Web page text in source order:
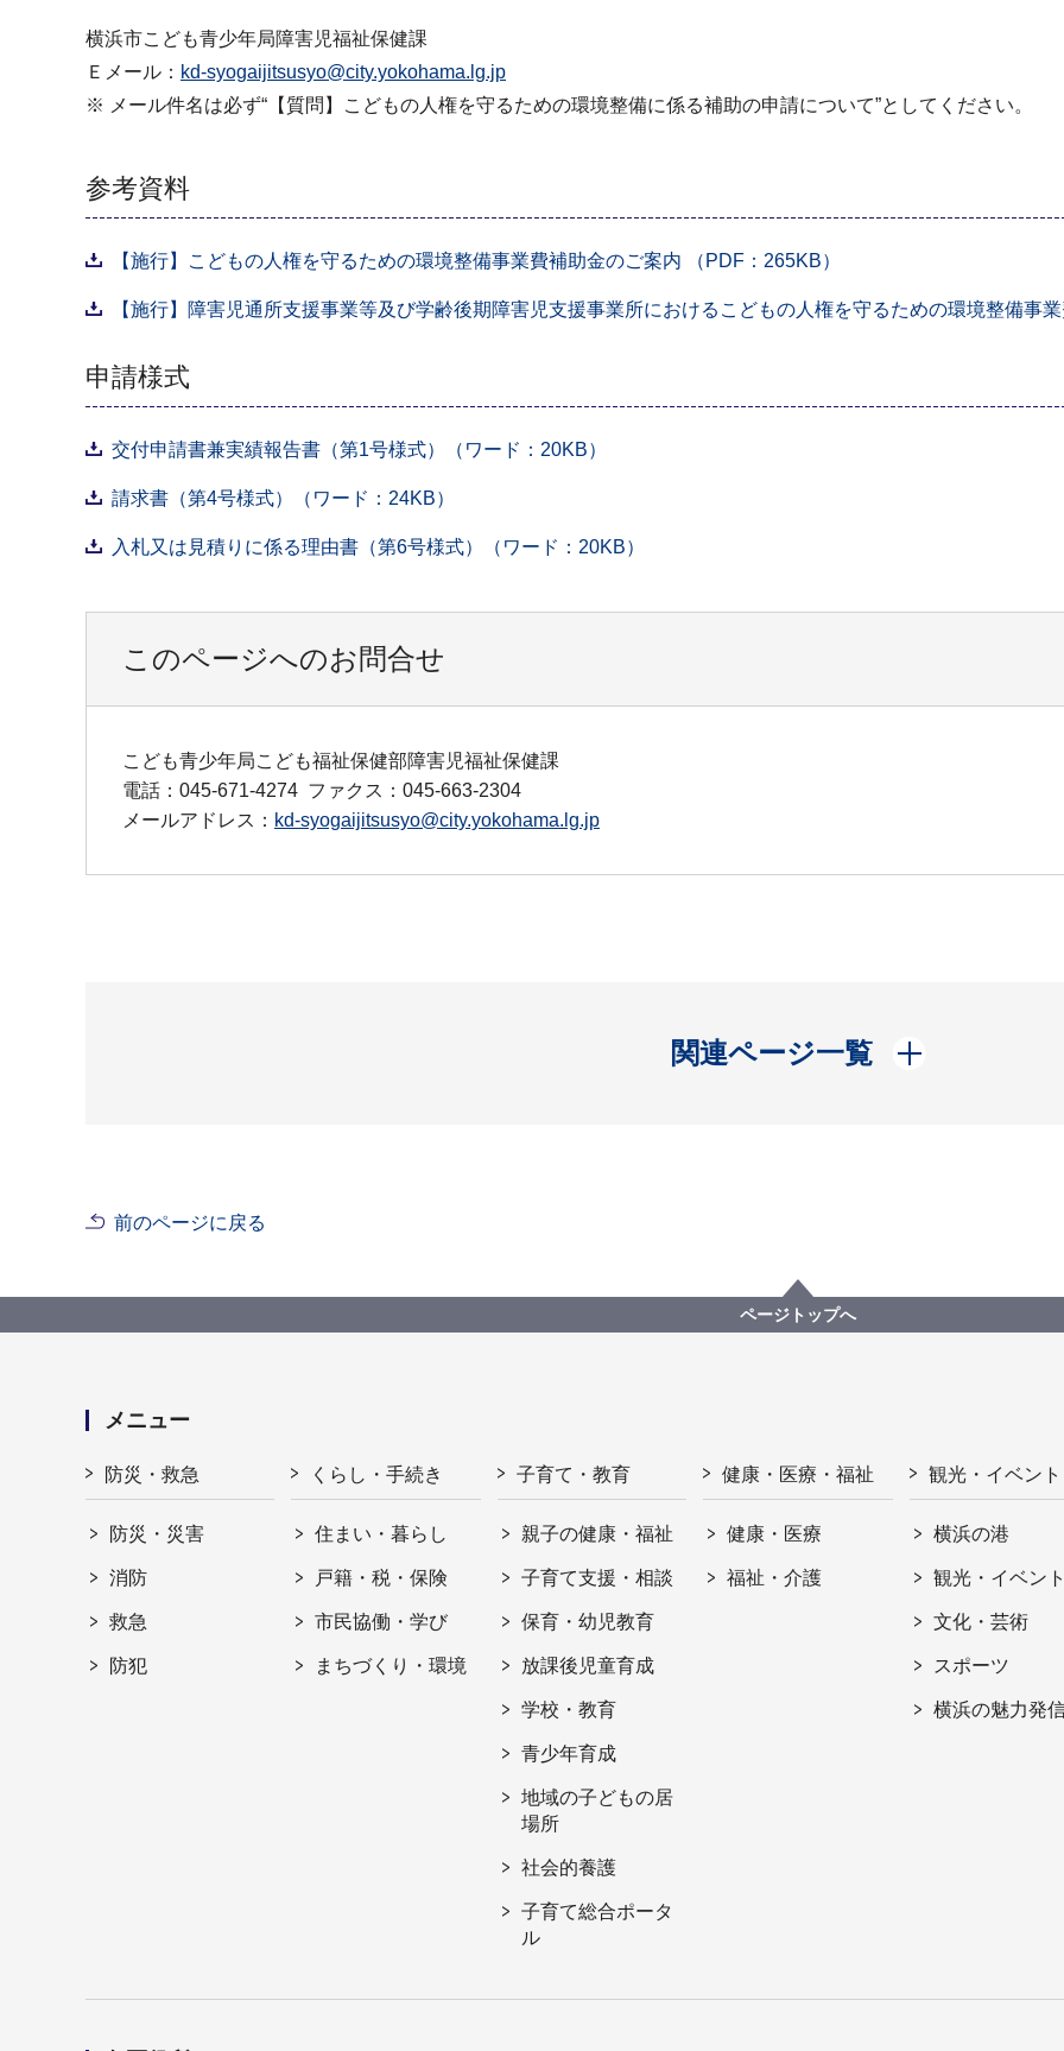
横浜市こども青少年局障害児福祉保健課
Ｅメール： kd-syogaijitsusyo@city.yokohama.lg.jp
※ メール件名は必ず“【質問】こどもの人権を守るための環境整備に係る補助の申請について”としてください。
参考資料
【施行】こどもの人権を守るための環境整備事業費補助金のご案内 （PDF：265KB）
【施行】障害児通所支援事業等及び学齢後期障害児支援事業所におけるこどもの人権を守るための環境整備事
申請様式
交付申請書兼実績報告書（第1号様式）（ワード：20KB）
請求書（第4号様式）（ワード：24KB）
入札又は見積りに係る理由書（第6号様式）（ワード：20KB）
このページへのお問合せ
こども青少年局こども福祉保健部障害児福祉保健課
電話：045-671-4274 ファクス：045-663-2304
メールアドレス： kd-syogaijitsusyo@city.yokohama.lg.jp
関連ページ一覧
開く
前のページに戻る
ページトップへ
メニュー
防災・救急
防災・災害
消防
救急
防犯
くらし・手続き
住まい・暮らし
戸籍・税・保険
市民協働・学び
まちづくり・環境
子育て・教育
親子の健康・福祉
子育て支援・相談
保育・幼児教育
放課後児童育成
学校・教育
青少年育成
地域の子どもの居
場所
社会的養護
子育て総合ポータ
ル
健康・医療・福祉
健康・医療
福祉・介護
観光・イベント
横浜の港
観光・イベン
文化・芸術
スポーツ
横浜の魅力発